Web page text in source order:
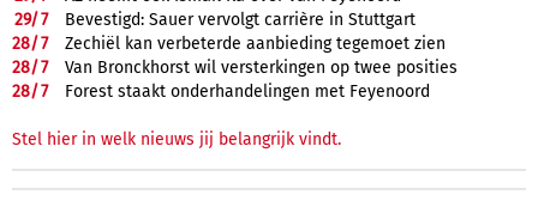
29/7
Bevestigd: Sauer vervolgt carrière in Stuttgart
28/7
Zechiël kan verbeterde aanbieding tegemoet zien
28/7
Van Bronckhorst wil versterkingen op twee posities
28/7 Forest staakt onderhandelingen met Feyenoord
Stel hier in welk nieuws jij belangrijk vindt.